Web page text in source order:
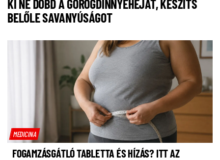
KI NE DOBD A GÖRÖGDINNYEHÉJAT, KÉSZÍTS
BELŐLE SAVANYÚSÁGOT
MEDICINA
FOGAMZÁSGÁTLÓ TABLETTA ÉS HÍZÁS? ITT AZ